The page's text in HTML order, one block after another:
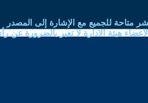
متاحة للجميع مع الإشارة إلى المصدر
هيئة الادارة لا تعبر بالضرورة عن